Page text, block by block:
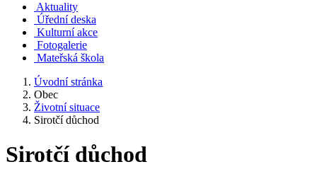
Aktuality
Úřední deska
Kulturní akce
Fotogalerie
Mateřská škola
Úvodní stránka
Obec
Životní situace
Sirotčí důchod
Sirotčí důchod